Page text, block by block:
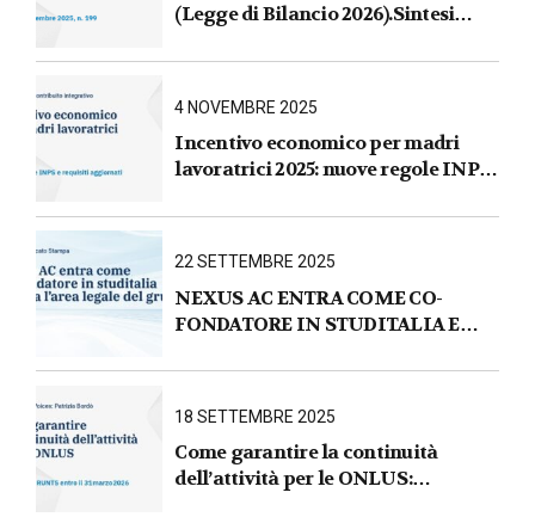
(Legge di Bilancio 2026).Sintesi
fiscali, tributarie, contributive e per
4 NOVEMBRE 2025
Incentivo economico per madri
lavoratrici 2025: nuove regole INPS
22 SETTEMBRE 2025
NEXUS AC ENTRA COME CO-
FONDATORE IN STUDITALIA E
GRUPPO
18 SETTEMBRE 2025
Come garantire la continuità
dell’attività per le ONLUS :